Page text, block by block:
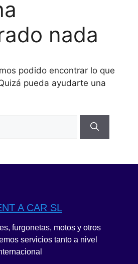
nada
podido encontrar lo que
pueda ayudarte una
A CAR SL
furgonetas, motos y otros
servicios tanto a nivel